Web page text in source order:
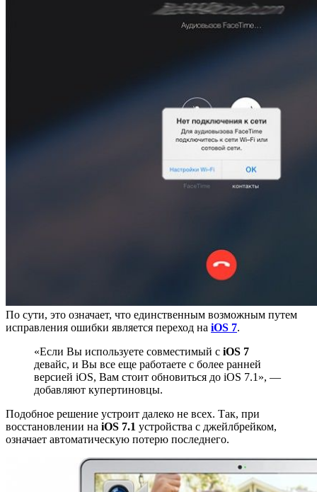
По сути, это означает, что единственным возможным путем
исправления ошибки является переход на iOS 7.
«Если Вы используете совместимый с iOS 7
девайс, и Вы все еще работаете с более ранней
версией iOS, Вам стоит обновиться до iOS 7.1», —
добавляют купертиновцы.
Подобное решение устроит далеко не всех. Так, при
восстановлении на iOS 7.1 устройства с джейлбрейком,
означает автоматическую потерю последнего.